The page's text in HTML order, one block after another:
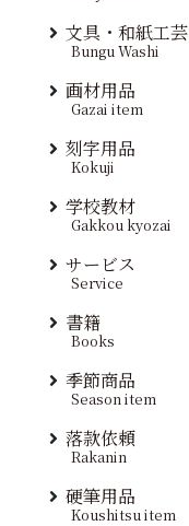
文具・和紙工芸
Bungu Washi
画材用品
Gazai item
刻字用品
Kokuji
学校教材
Gakkou kyozai
サービス
Service
書籍
Books
季節商品
Season item
落款依頼
Rakanin
硬筆用品
Koushitsu item